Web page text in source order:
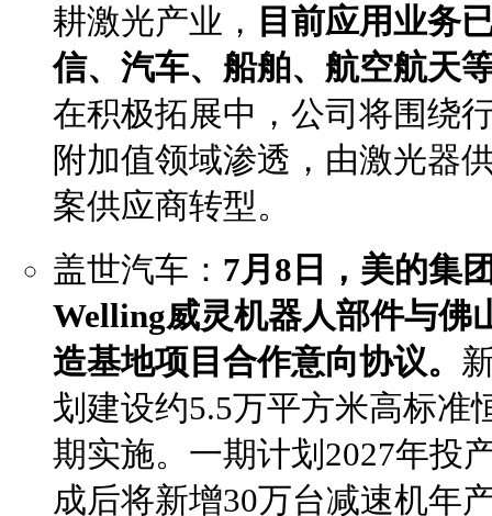
耕激光产业， 目前应用业务
信、汽车、船舶、航空航天
在积极拓展中，公司将围绕
附加值领域渗透，由激光器
案供应商转型。
盖世汽车： 7月8日，美的集
Welling威灵机器人部件与佛
造基地项目合作意向协议。
划建设约5.5万平方米高标准
期实施。一期计划2027年投
成后将新增30万台减速机年